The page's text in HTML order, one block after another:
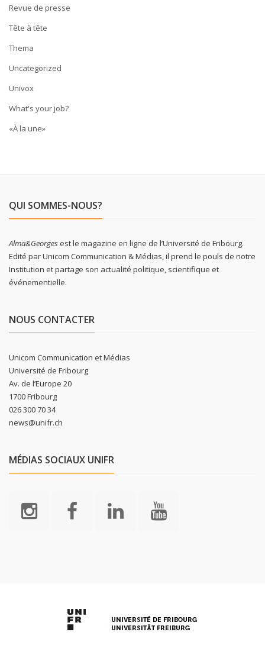
Revue de presse
Tête à tête
Thema
Uncategorized
Univox
What's your job?
«À la une»
QUI SOMMES-NOUS?
Alma&Georgesest le magazine en ligne de l’Université de Fribourg.
Edité par Unicom Communication & Médias, il prend le pouls de notre
Institution et partage son actualité politique, scientifique et
événementielle.
NOUS CONTACTER
Unicom Communication et Médias
Université de Fribourg
Av. de l’Europe 20
1700 Fribourg
026 300 70 34
news@unifr.ch
MÉDIAS SOCIAUX UNIFR